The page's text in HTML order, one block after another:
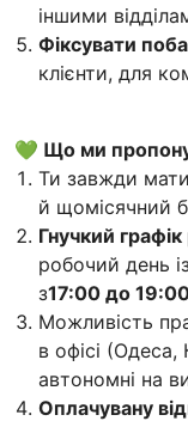
іншими
Фіксувати
клієнти, для
💚 Що ми
Ти завжди
й щомісячний
Гнучкий
робочий день
з17:00 до
Можливість
в офісі (Одеса,
автономні на
Оплачувану